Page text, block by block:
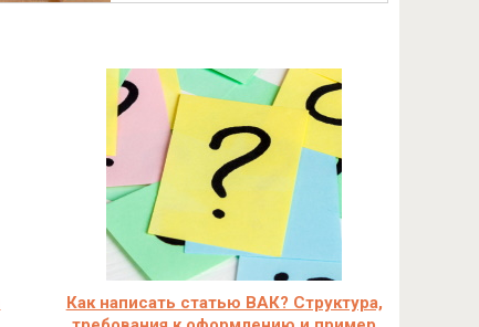
Как написать статью ВАК? Структура,